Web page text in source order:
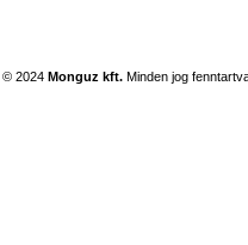
© 2024 Monguz kft. Minden jog